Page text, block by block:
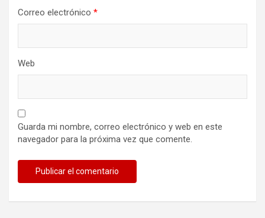
Correo electrónico *
Web
Guarda mi nombre, correo electrónico y web en este
navegador para la próxima vez que comente.